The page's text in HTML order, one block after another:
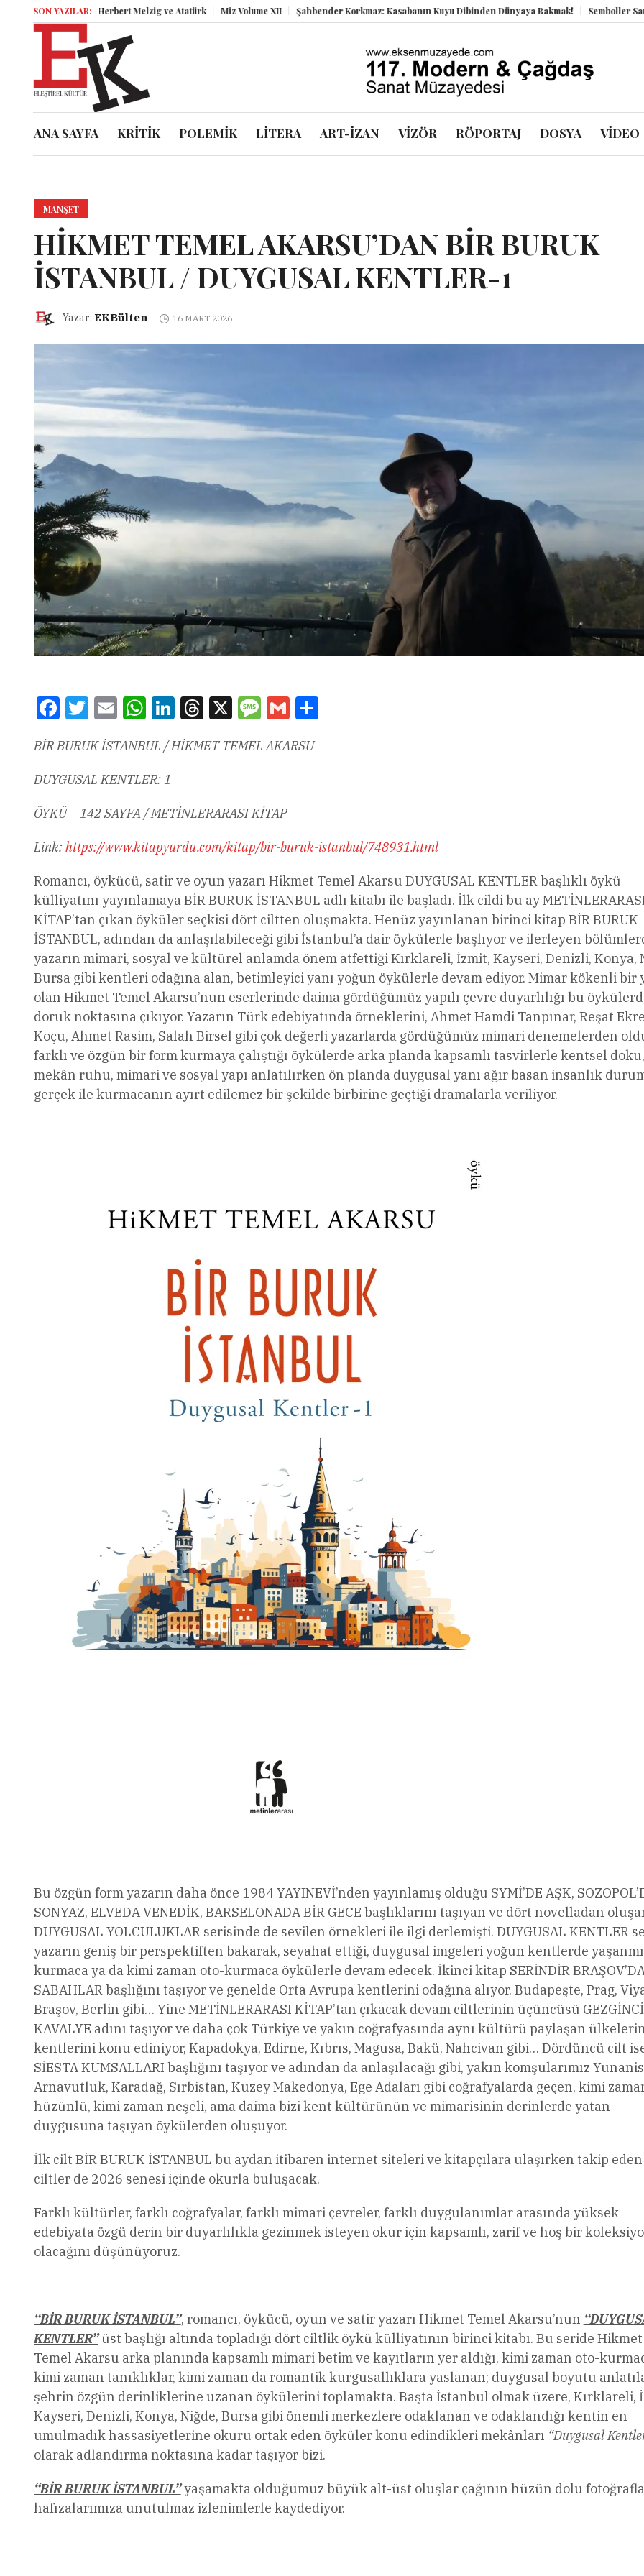
SON YAZILAR:
Herbert Melzig ve Atatürk Miz Volume XII Şahbender Korkmaz: Kasabanın Kuyu Dibinden Dünyaya Bakmak! Semboller Sanık
ANA SAYFA KRİTİK POLEMİK LİTERA ART-İZAN VİZÖR RÖPORTAJ DOSYA VİDEO
MANŞET
HİKMET TEMEL AKARSU’DAN BİR BURUK
İSTANBUL / DUYGUSAL KENTLER-1
Yazar: EKBülten 16 MART 2026
FacebookTwitterEmail WhatsAppLinkedInThreads
X Message
Gmail
BİR BURUK İSTANBUL / HİKMET TEMEL AKARSU
DUYGUSAL KENTLER: 1
ÖYKÜ – 142 SAYFA / METİNLERARASI KİTAP
Link:https://www.kitapyurdu.com/kitap/bir-buruk-istanbul/748931.html
Romancı, öykücü, satir ve oyun yazarı Hikmet Temel Akarsu DUYGUSAL KENTLER başlıklı öykü
külliyatını yayınlamaya BİR BURUK İSTANBUL adlı kitabı ile başladı. İlk cildi bu ay
KİTAP’tan çıkan öyküler seçkisi dört ciltten oluşmakta. Henüz yayınlanan birinci kitap BİR BURUK
İSTANBUL, adından da anlaşılabileceği gibi İstanbul’a dair öykülerle başlıyor ve ilerleyen
yazarın mimari, sosyal ve kültürel anlamda önem atfettiği Kırklareli, İzmit, Kayseri, Denizli, Konya,
Bursa gibi kentleri odağına alan, betimleyici yanı yoğun öykülerle devam ediyor. Mimar kökenli bir
olan Hikmet Temel Akarsu’nun eserlerinde daima gördüğümüz yapılı çevre duyarlılığı bu
doruk noktasına çıkıyor. Yazarın Türk edebiyatında örneklerini, Ahmet Hamdi Tanpınar, Reşat
Koçu, Ahmet Rasim, Salah Birsel gibi çok değerli yazarlarda gördüğümüz mimari denemelerden
farklı ve özgün bir form kurmaya çalıştığı öykülerde arka planda kapsamlı tasvirlerle kentsel doku,
mekân ruhu, mimari ve sosyal yapı anlatılırken ön planda duygusal yanı ağır basan insanlık
gerçek ile kurmacanın ayırt edilemez bir şekilde birbirine geçtiği dramalarla veriliyor.
Bu özgün form yazarın daha önce 1984 YAYINEVİ’nden yayınlamış olduğu SYMİ’DE AŞK,
SONYAZ, ELVEDA VENEDİK, BARSELONADA BİR GECE başlıklarını taşıyan ve dört novelladan
DUYGUSAL YOLCULUKLAR serisinde de sevilen örnekleri ile ilgi derlemişti. DUYGUSAL KENTLER
yazarın geniş bir perspektiften bakarak, seyahat ettiği, duygusal imgeleri yoğun kentlerde
kurmaca ya da kimi zaman oto-kurmaca öykülerle devam edecek. İkinci kitap SERİNDİR
SABAHLAR başlığını taşıyor ve genelde Orta Avrupa kentlerini odağına alıyor. Budapeşte, Prag,
Braşov, Berlin gibi… Yine METİNLERARASI KİTAP’tan çıkacak devam ciltlerinin üçüncüsü GEZGİNCİ
KAVALYE adını taşıyor ve daha çok Türkiye ve yakın coğrafyasında aynı kültürü paylaşan
kentlerini konu ediniyor, Kapadokya, Edirne, Kıbrıs, Magusa, Bakü, Nahcivan gibi… Dördüncü cilt
SİESTA KUMSALLARI başlığını taşıyor ve adından da anlaşılacağı gibi, yakın komşularımız
Arnavutluk, Karadağ, Sırbistan, Kuzey Makedonya, Ege Adaları gibi coğrafyalarda geçen, kimi
hüzünlü, kimi zaman neşeli, ama daima bizi kent kültürünün ve mimarisinin derinlerde yatan
duygusuna taşıyan öykülerden oluşuyor.
İlk cilt BİR BURUK İSTANBUL bu aydan itibaren internet siteleri ve kitapçılara ulaşırken takip eden
ciltler de 2026 senesi içinde okurla buluşacak.
Farklı kültürler, farklı coğrafyalar, farklı mimari çevreler, farklı duygulanımlar arasında yüksek
edebiyata özgü derin bir duyarlılıkla gezinmek isteyen okur için kapsamlı, zarif ve hoş bir
olacağını düşünüyoruz.
“BİR BURUK İSTANBUL”, romancı, öykücü, oyun ve satir yazarı Hikmet Temel Akarsu’nun
KENTLER”üst başlığı altında topladığı dört ciltlik öykü külliyatının birinci kitabı. Bu seride Hikmet
Temel Akarsu arka planında kapsamlı mimari betim ve kayıtların yer aldığı, kimi zaman oto-
kimi zaman tanıklıklar, kimi zaman da romantik kurgusallıklara yaslanan; duygusal boyutu
şehrin özgün derinliklerine uzanan öykülerini toplamakta. Başta İstanbul olmak üzere, Kırklareli,
Kayseri, Denizli, Konya, Niğde, Bursa gibi önemli merkezlere odaklanan ve odaklandığı kentin en
umulmadık hassasiyetlerine okuru ortak eden öyküler konu edindikleri mekânları “Duygusal
olarak adlandırma noktasına kadar taşıyor bizi.
“BİR BURUK İSTANBUL”yaşamakta olduğumuz büyük alt-üst oluşlar çağının hüzün dolu
hafızalarımıza unutulmaz izlenimlerle kaydediyor.